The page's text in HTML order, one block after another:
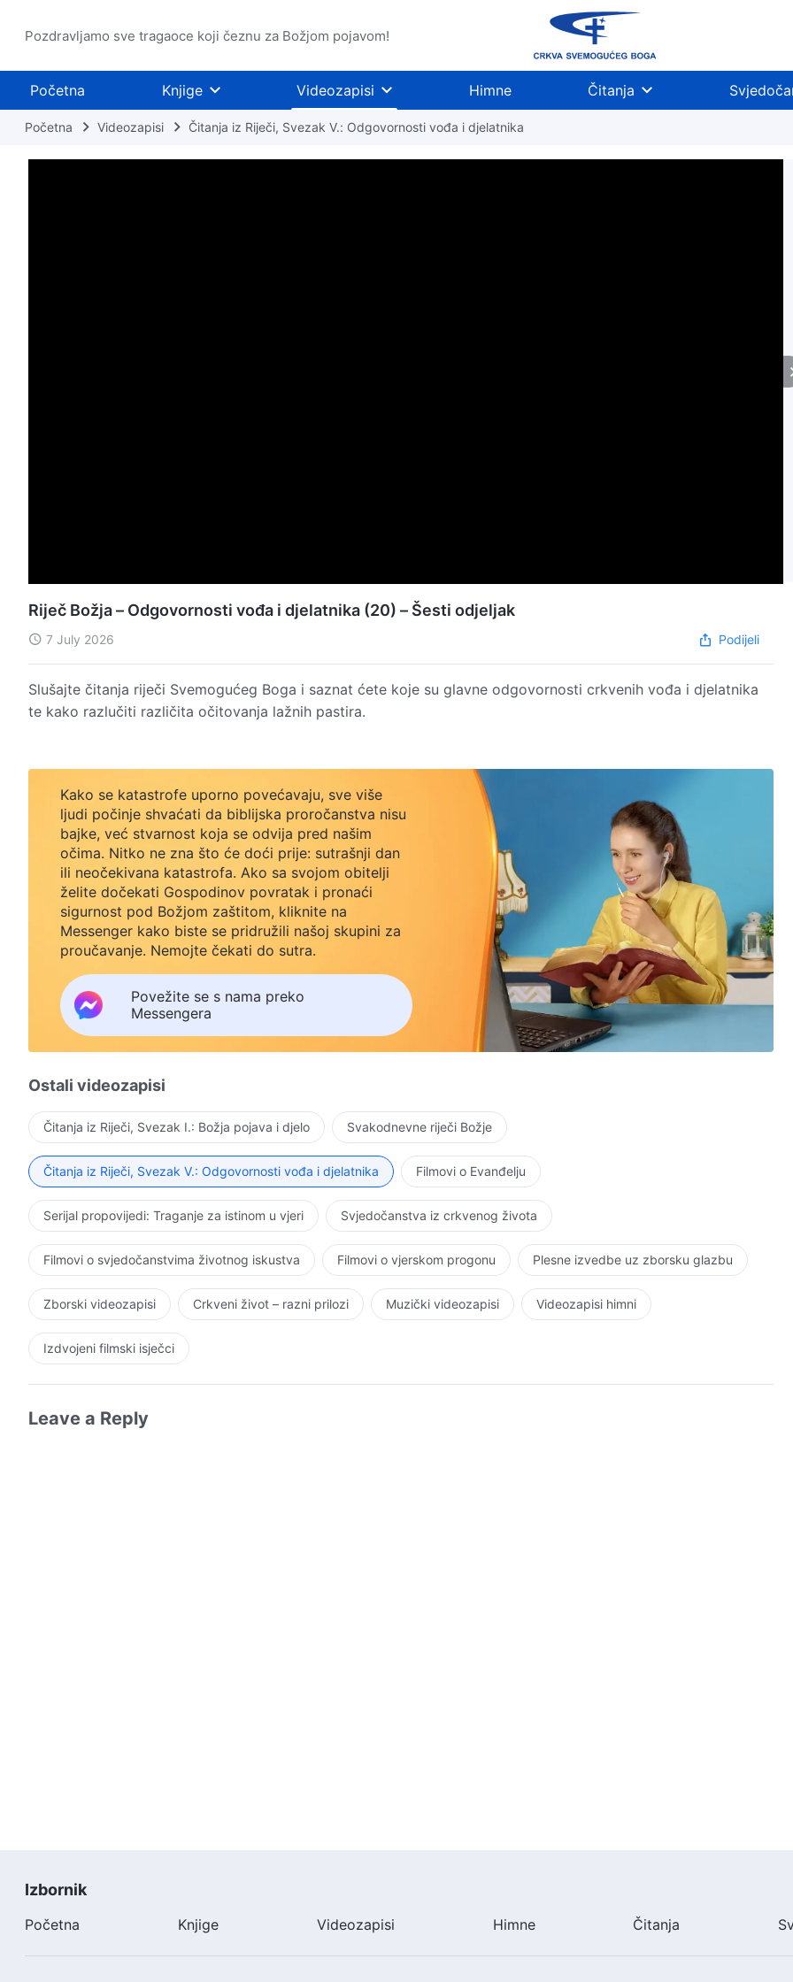
Pozdravljamo sve tragaoce koji čeznu za Božjom pojavom!
Početna Knjige Videozapisi Himne Čitanja
Početna Videozapisi Čitanja iz Riječi, Svezak V.: Odgovornosti vođa i djelatnika
Riječ Božja – Odgovornosti vođa i djelatnika (20) – Šesti odjeljak
7 July 2026 Podijeli
Slušajte čitanja riječi Svemogućeg Boga i saznat ćete koje su glavne odgovornosti crkvenih vođa i djelatnika
te kako razlučiti različita očitovanja lažnih pastira.
Kako se katastrofe uporno povećavaju, sve više
ljudi počinje shvaćati da biblijska proročanstva nisu
bajke, već stvarnost koja se odvija pred našim
očima. Nitko ne zna što će doći prije: sutrašnji dan
ili neočekivana katastrofa. Ako sa svojom obitelji
želite dočekati Gospodinov povratak i pronaći
sigurnost pod Božjom zaštitom, kliknite na
Messenger kako biste se pridružili našoj skupini za
proučavanje. Nemojte čekati do sutra.
Povežite se s nama preko
Messengera
Ostali videozapisi
Čitanja iz Riječi, Svezak I.: Božja pojava i djelo Svakodnevne riječi Božje
Čitanja iz Riječi, Svezak V.: Odgovornosti vođa i djelatnika Filmovi o Evanđelju
Serijal propovijedi: Traganje za istinom u vjeri Svjedočanstva iz crkvenog života
Filmovi o svjedočanstvima životnog iskustva Filmovi o vjerskom progonu Plesne izvedbe uz zborsku glazbu
Zborski videozapisi Crkveni život – razni prilozi Muzički videozapisi Videozapisi himni
Izdvojeni filmski isječci
Leave a Reply
Izbornik
Početna Knjige Videozapisi Himne Čitanja